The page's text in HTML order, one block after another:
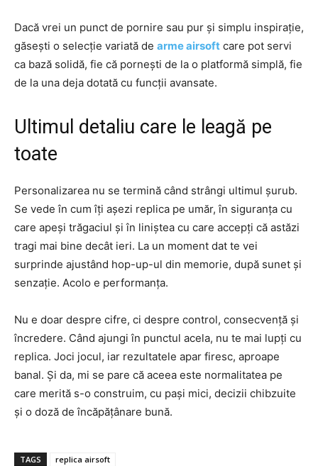
Dacă vrei un punct de pornire sau pur și simplu inspirație,
găsești o selecție variată de arme airsoft care pot servi
ca bază solidă, fie că pornești de la o platformă simplă, fie
de la una deja dotată cu funcții avansate.
Ultimul detaliu care le leagă pe
toate
Personalizarea nu se termină când strângi ultimul șurub.
Se vede în cum îți așezi replica pe umăr, în siguranța cu
care apeși trăgaciul și în liniștea cu care accepți că astăzi
tragi mai bine decât ieri. La un moment dat te vei
surprinde ajustând hop-up-ul din memorie, după sunet și
senzație. Acolo e performanța.
Nu e doar despre cifre, ci despre control, consecvență și
încredere. Când ajungi în punctul acela, nu te mai lupți cu
replica. Joci jocul, iar rezultatele apar firesc, aproape
banal. Și da, mi se pare că aceea este normalitatea pe
care merită s-o construim, cu pași mici, decizii chibzuite
și o doză de încăpățânare bună.
TAGS replica airsoft